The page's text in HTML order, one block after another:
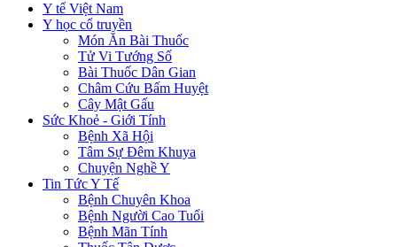
Y tế Việt Nam
Y học cổ truyền
Món Ăn Bài Thuốc
Tử Vi Tướng Số
Bài Thuốc Dân Gian
Châm Cứu Bấm Huyệt
Cây Mật Gấu
Sức Khoẻ - Giới Tính
Bệnh Xã Hội
Tâm Sự Đêm Khuya
Chuyện Nghề Y
Tin Tức Y Tế
Bệnh Chuyên Khoa
Bệnh Người Cao Tuổi
Bệnh Mãn Tính